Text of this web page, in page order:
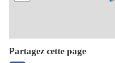
Partagez cette page